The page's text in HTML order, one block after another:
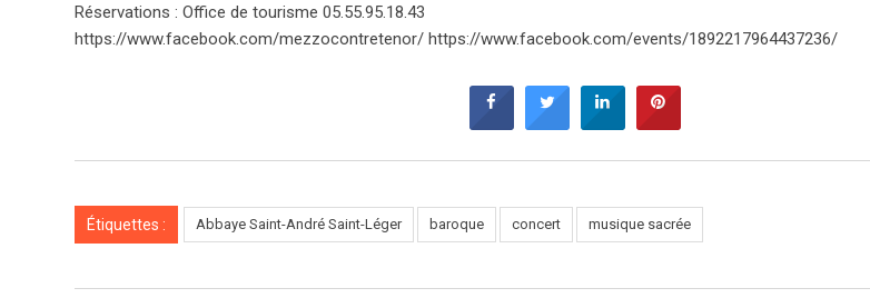
Réservations : Office de tourisme 05.55.95.18.43
https://www.facebook.com/mezzocontretenor/ https://www.facebook.com/events/1892217964437236/
Étiquettes : Abbaye Saint-André Saint-Léger baroque concert musique sacrée